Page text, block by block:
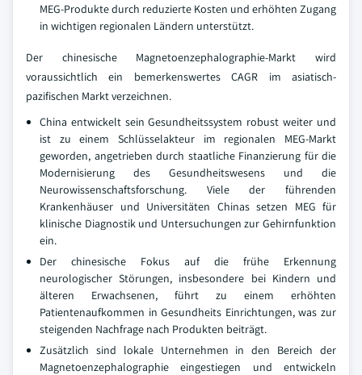
MEG-Produkte durch reduzierte Kosten und erhöhten Zugang
in wichtigen regionalen Ländern unterstützt.
Der chinesische Magnetoenzephalographie-Markt wird
voraussichtlich ein bemerkenswertes CAGR im asiatisch-
pazifischen Markt verzeichnen.
China entwickelt sein Gesundheitssystem robust weiter und
ist zu einem Schlüsselakteur im regionalen MEG-Markt
geworden, angetrieben durch staatliche Finanzierung für die
Modernisierung des Gesundheitswesens und die
Neurowissenschaftsforschung. Viele der führenden
Krankenhäuser und Universitäten Chinas setzen MEG für
klinische Diagnostik und Untersuchungen zur Gehirnfunktion
ein.
Der chinesische Fokus auf die frühe Erkennung
neurologischer Störungen, insbesondere bei Kindern und
älteren Erwachsenen, führt zu einem erhöhten
Patientenaufkommen in Gesundheits Einrichtungen, was zur
steigenden Nachfrage nach Produkten beiträgt.
Zusätzlich sind lokale Unternehmen in den Bereich der
Magnetoenzephalographie eingestiegen und entwickeln